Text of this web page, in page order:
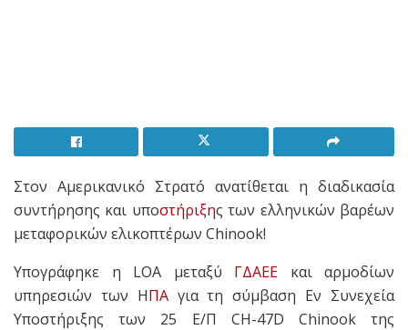
Στον Αμερικανικό Στρατό ανατίθεται η διαδικασία
συντήρησης και υποστήριξης των ελληνικών βαρέων
μεταφορικών ελικοπτέρων Chinook!
Yπογράφηκε η LOA μεταξύ ΓΔΑΕΕ και αρμοδίων
υπηρεσιών των ΗΠΑγια τη σύμβαση Εν Συνεχεία
Υποστήριξης των 25 Ε/Π CH-47D Chinook της